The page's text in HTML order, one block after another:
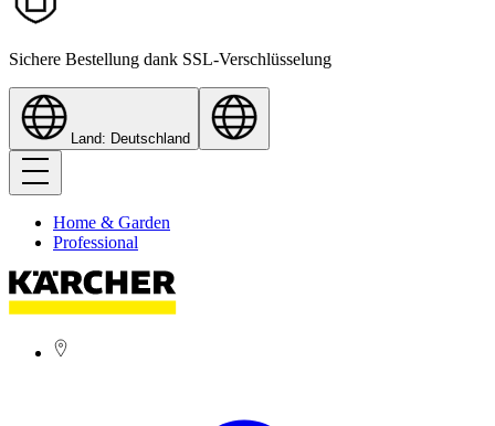
Sichere Bestellung dank SSL-Verschlüsselung
Land: Deutschland
Home & Garden
Professional